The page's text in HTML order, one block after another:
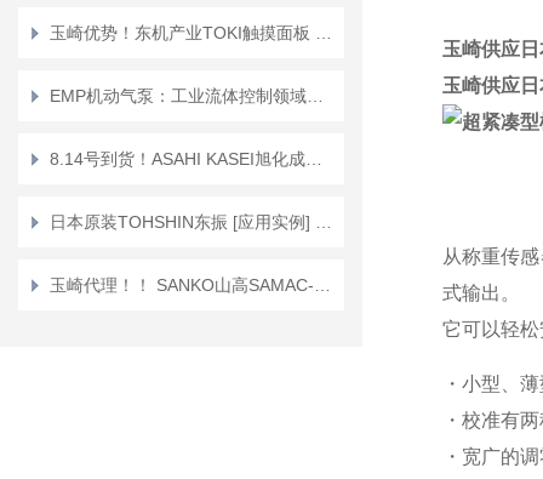
玉崎供应
玉崎供应
从称重传
式输出。
它可以轻
・小型、
・校准有
・宽广的